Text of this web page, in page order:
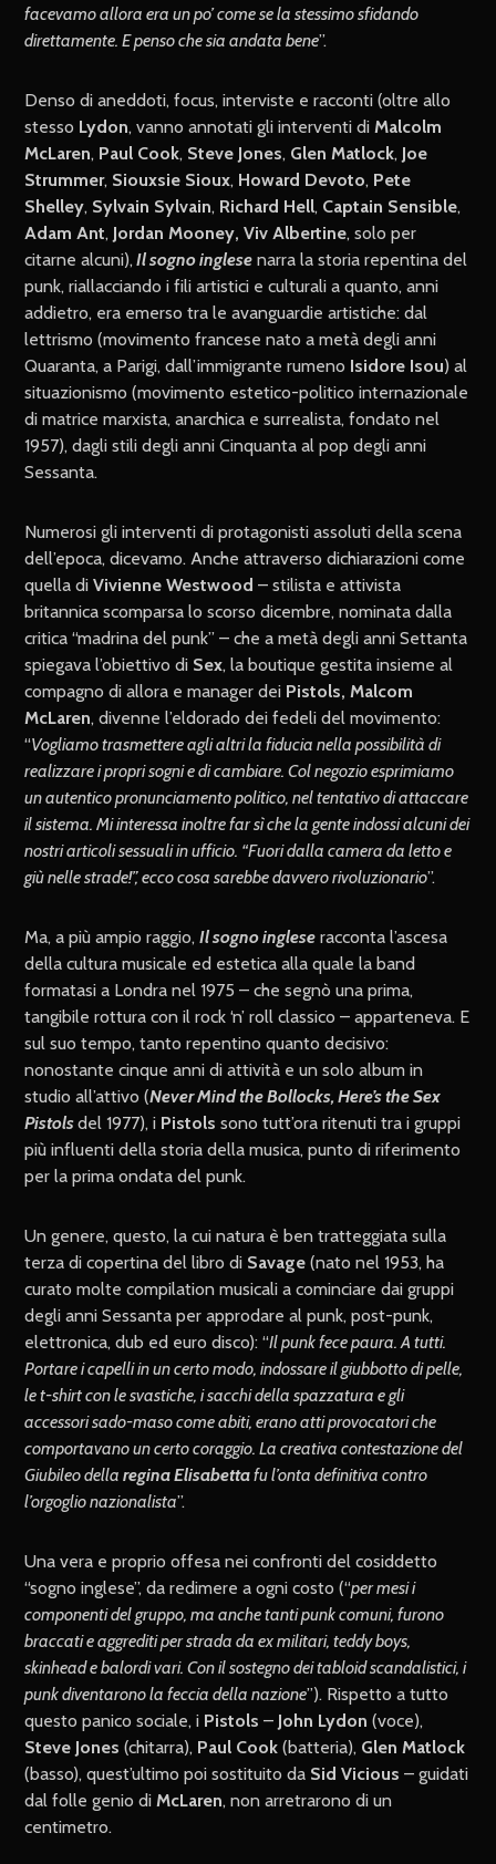
facevamo allora era un po’ come se la stessimo sfidando
direttamente. E penso che sia andata bene”.
Denso di aneddoti, focus, interviste e racconti (oltre allo
stesso Lydon, vanno annotati gli interventi diMalcolm
McLaren, Paul Cook, Steve Jones, Glen Matlock, Joe
Strummer, Siouxsie Sioux, Howard Devoto, Pete
Shelley, Sylvain Sylvain, Richard Hell, Captain Sensible,
Adam Ant, Jordan Mooney, Viv Albertine, solo per
citarne alcuni),Il sogno inglese narra la storia repentina del
punk, riallacciando i fili artistici e culturali a quanto, anni
addietro, era emerso tra le avanguardie artistiche: dal
lettrismo (movimento francese nato a metà degli anni
Quaranta, a Parigi, dall’immigrante rumeno Isidore Isou) al
situazionismo (movimento estetico-politico internazionale
di matrice marxista, anarchica e surrealista, fondato nel
1957), dagli stili degli anni Cinquanta al pop degli anni
Sessanta.
Numerosi gli interventi di protagonisti assoluti della scena
dell’epoca, dicevamo. Anche attraverso dichiarazioni come
quella diVivienne Westwood – stilista e attivista
britannica scomparsa lo scorso dicembre, nominata dalla
critica “madrina del punk” – che a metà degli anni Settanta
spiegava l’obiettivo di Sex, la boutique gestita insieme al
compagno di allora e manager dei Pistols, Malcom
McLaren, divenne l’eldorado dei fedeli del movimento:
“Vogliamo trasmettere agli altri la fiducia nella possibilità di
realizzare i propri sogni e di cambiare. Col negozio esprimiamo
un autentico pronunciamento politico, nel tentativo di attaccare
il sistema. Mi interessa inoltre far sì che la gente indossi alcuni dei
nostri articoli sessuali in ufficio. “Fuori dalla camera da letto e
giù nelle strade!”, ecco cosa sarebbe davvero rivoluzionario”.
Ma, a più ampio raggio,Il sogno inglese racconta l’ascesa
della cultura musicale ed estetica alla quale la band
formatasi a Londra nel 1975 – che segnò una prima,
tangibile rottura con il rock ‘n’ roll classico – apparteneva. E
sul suo tempo, tanto repentino quanto decisivo:
nonostante cinque anni di attività e un solo album in
studio all’attivo (Never Mind the Bollocks, Here’s the Sex
Pistolsdel 1977), i Pistolssono tutt’ora ritenuti tra i gruppi
più influenti della storia della musica, punto di riferimento
per la prima ondata del punk.
Un genere, questo, la cui natura è ben tratteggiata sulla
terza di copertina del libro di Savage(nato nel 1953, ha
curato molte compilation musicali a cominciare dai gruppi
degli anni Sessanta per approdare al punk, post-punk,
elettronica, dub ed euro disco): “Il punk fece paura. A tutti.
Portare i capelli in un certo modo, indossare il giubbotto di pelle,
le t-shirt con le svastiche, i sacchi della spazzatura e gli
accessori sado-maso come abiti, erano atti provocatori che
comportavano un certo coraggio. La creativa contestazione del
Giubileo dellaregina Elisabettafu l’onta definitiva contro
l’orgoglio nazionalista”.
Una vera e proprio offesa nei confronti del cosiddetto
“sogno inglese”, da redimere a ogni costo (“per mesi i
componenti del gruppo, ma anche tanti punk comuni, furono
braccati e aggrediti per strada da ex militari, teddy boys,
skinhead e balordi vari. Con il sostegno dei tabloid scandalistici, i
punk diventarono la feccia della nazione”). Rispetto a tutto
questo panico sociale, i Pistols– John Lydon (voce),
Steve Jones (chitarra), Paul Cook (batteria), Glen Matlock
(basso), quest’ultimo poi sostituito da Sid Vicious – guidati
dal folle genio diMcLaren, non arretrarono di un
centimetro.